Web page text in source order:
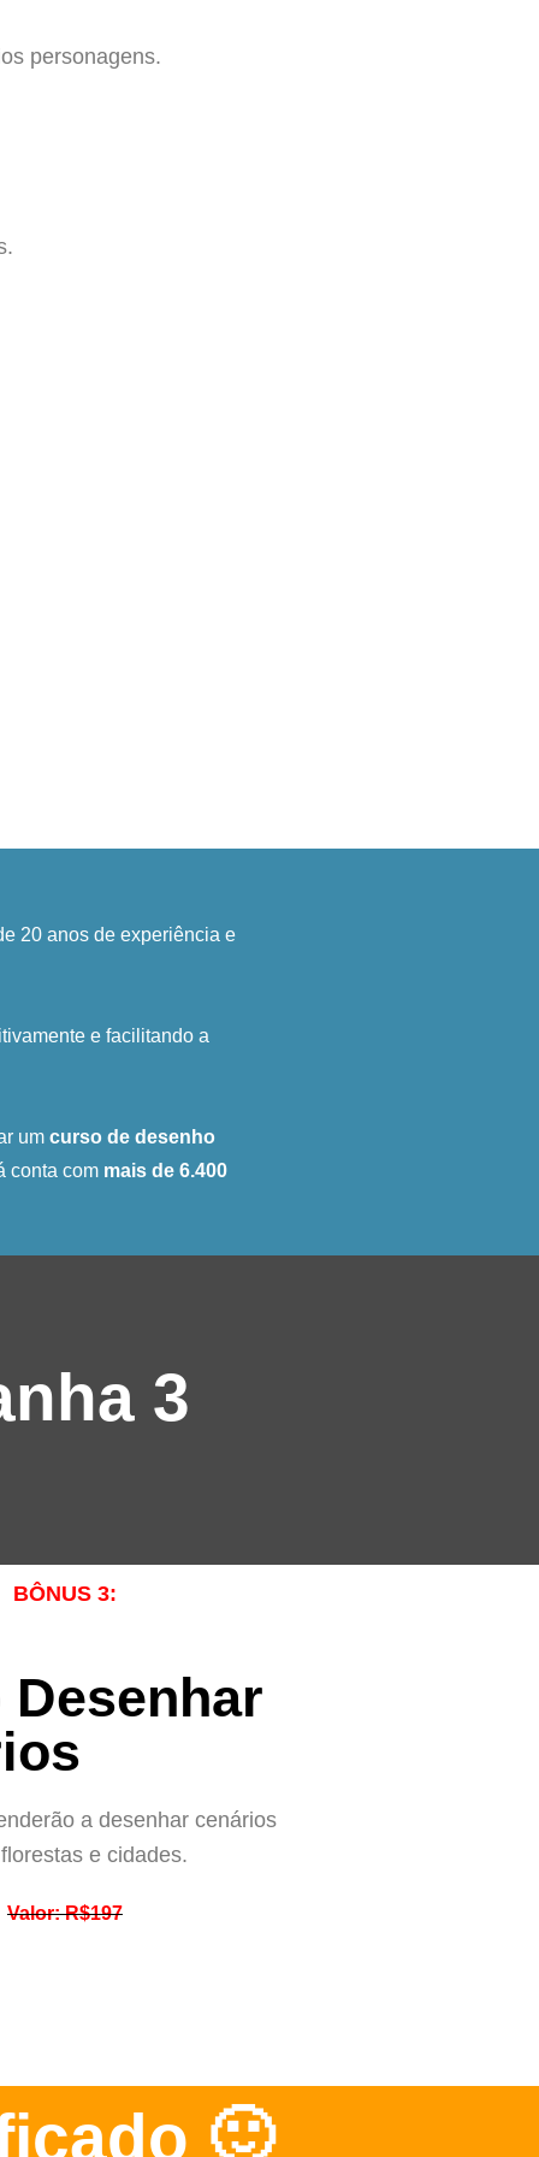
personagens.
20 anos de experiência e
e facilitando a
umcurso de desenho
conta commais de 6.400
3
BÔNUS 3:
Desenhar
a desenhar cenários
e cidades.
Valor: R$197
🙂